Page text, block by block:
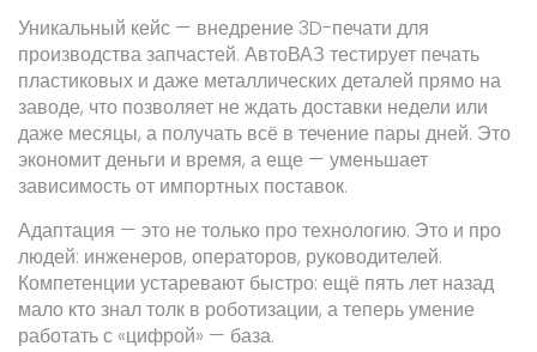
Уникальный кейс — внедрение 3D-печати для
производства запчастей. АвтоВАЗ тестирует печать
пластиковых и даже металлических деталей прямо на
заводе, что позволяет не ждать доставки недели или
даже месяцы, а получать всё в течение пары дней. Это
экономит деньги и время, а еще — уменьшает
зависимость от импортных поставок.
Адаптация — это не только про технологию. Это и про
людей: инженеров, операторов, руководителей.
Компетенции устаревают быстро: ещё пять лет назад
мало кто знал толк в роботизации, а теперь умение
работать с «цифрой» — база.